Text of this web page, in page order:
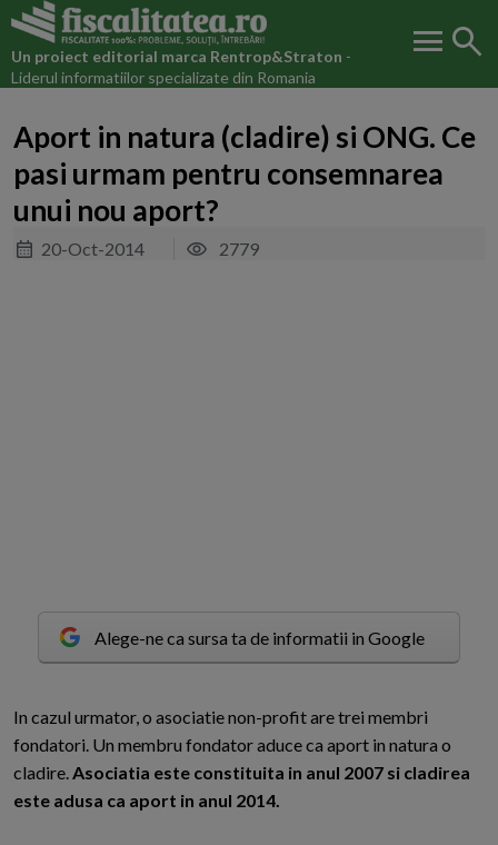
Un proiect editorial marca Rentrop&Straton -
Liderul informatiilor specializate din Romania
menu search
Aport in natura (cladire) si ONG. Ce
pasi urmam pentru consemnarea
unui nou aport?
20-Oct-2014 2779
Alege-ne ca sursa ta de informatii in Google
In cazul urmator, o asociatie non-profit are trei membri
fondatori. Un membru fondator aduce ca aport in natura o
cladire.Asociatia este constituita in anul 2007 si cladirea
este adusa ca aport in anul 2014.